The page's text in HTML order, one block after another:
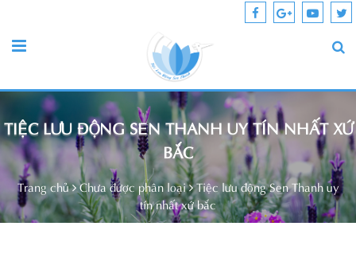
TIỆC LƯU ĐỘNG SEN THANH UY TÍN NHẤT XỨ
BẮC
Trang chủ Chưa được phân loại
Tiệc lưu động Sen Thanh uy
tín nhất xứ bắc